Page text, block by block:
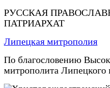
РУССКАЯ
ПАТРИАРХАТ
Липецкая митрополия
По благословению
митрополита Липецкого